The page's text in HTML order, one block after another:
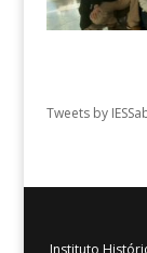
Tweets by
Instituto